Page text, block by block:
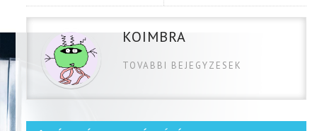
KOIMBRA
TOVABBI BEJEGYZESEK